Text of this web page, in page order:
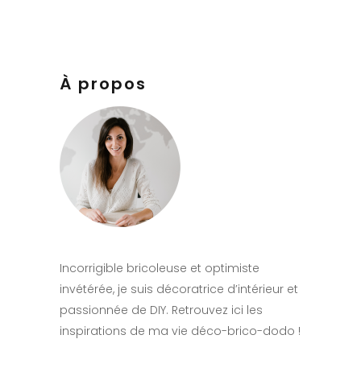
À propos
Incorrigible bricoleuse et optimiste
invétérée, je suis décoratrice d’intérieur et
passionnée de DIY. Retrouvez ici les
inspirations de ma vie déco-brico-dodo !